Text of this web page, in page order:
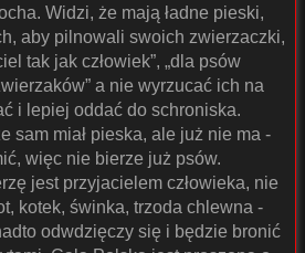
Widzi, że mają ładne pieski,
aby pilnowali swoich zwierzaczki,
tak jak człowiek”, „dla psów
a nie wyrzucać ich na
i lepiej oddać do schroniska.
sam miał pieska, ale już nie ma -
więc nie bierze już psów.
jest przyjacielem człowieka, nie
kotek, świnka, trzoda chlewna -
odwdzięczy się i będzie bronić